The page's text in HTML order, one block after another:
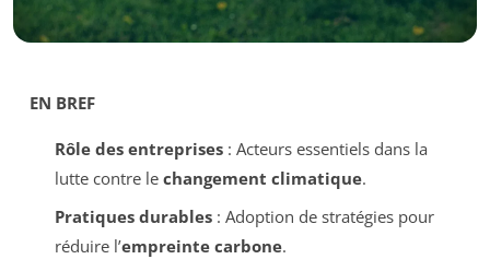
EN BREF
Rôle des entreprises: Acteurs essentiels dans la
lutte contre le changement climatique.
Pratiques durables: Adoption de stratégies pour
réduire l’empreinte carbone.